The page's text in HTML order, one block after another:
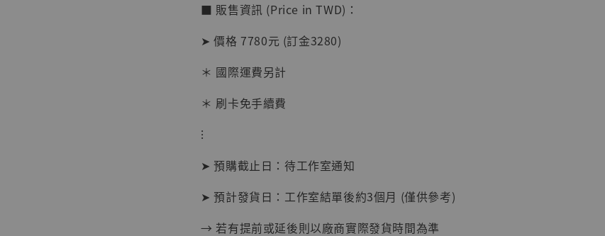
【店內現貨】海賊王
系列蒐藏雕像 布魯
克達摩 [7STARS
Studio]
NT$ 1,870
加購優惠【讓子彈飛 鵝城縣長 張麻子 [BK01]】
■ 販售資訊 (Price in TWD)：
➤ 價格 7780元 (訂金3280)
＊ 國際運費另計
＊ 刷卡免手續費
⁝
➤ 預購截止日：待工作室通知
➤ 預計發貨日：工作室結單後約3個月 (僅供參考)
→ 若有提前或延後則以廠商實際發貨時間為準